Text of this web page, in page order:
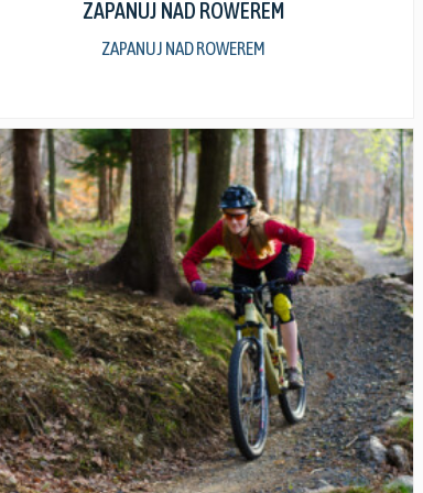
ZAPANUJ NAD ROWEREM
ZAPANUJ NAD ROWEREM